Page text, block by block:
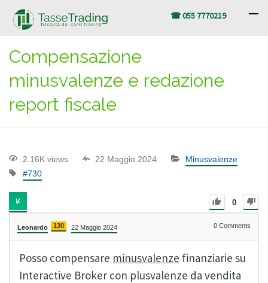
☎ 055 7770219
Compensazione
minusvalenze e redazione
report fiscale
2.16K views 22 Maggio 2024
Minusvalenze
#730
0
Leonardo 130 22 Maggio 2024 0 Comments
Posso compensare minusvalenze finanziarie su
Interactive Broker con plusvalenze da vendita